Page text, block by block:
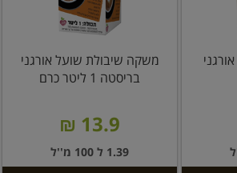
משקה שיבולת שועל אורגני
בריסטה 1 ליטר כרם
13.9 ₪
1.39 ל 100 מ''ל